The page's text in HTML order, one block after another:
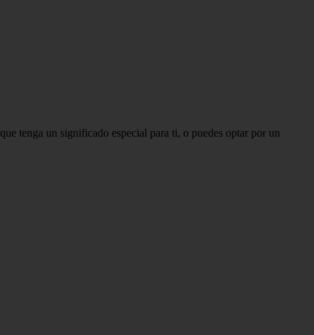
tenga un significado especial para ti, o puedes optar por un